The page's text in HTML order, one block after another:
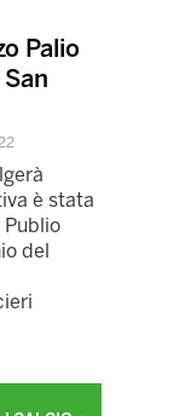
Palio
è stata
Publio
del